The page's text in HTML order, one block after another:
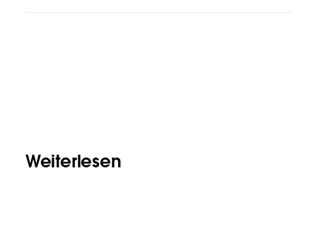
Weiterlesen